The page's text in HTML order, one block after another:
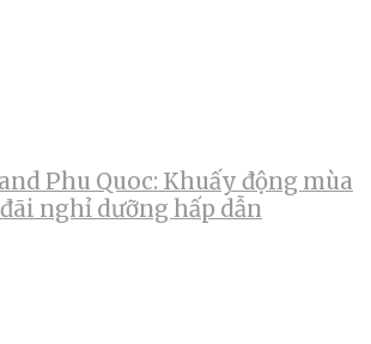
Phu Quoc: Khuấy động mùa
nghỉ dưỡng hấp dẫn